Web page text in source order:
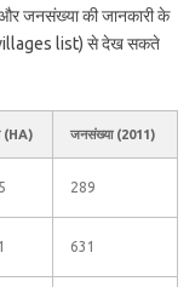
जनसंख्या की जानकारी के
villages list) से देख सकते
(HA) जनसंख्या (2011)
289
631